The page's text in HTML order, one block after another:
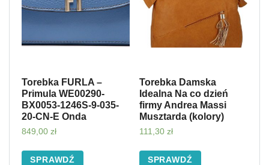
Torebka FURLA –
Primula WE00290-
BX0053-1246S-9-035-
20-CN-E Onda
849,00 zł
SPRAWDŹ
Torebka Damska
Idealna Na co dzień
firmy Andrea Massi
Musztarda (kolory)
111,30 zł
SPRAWDŹ